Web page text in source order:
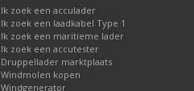
Ik zoek een acculader
Ik zoek een laadkabel Type 1
Ik zoek een maritieme lader
Ik zoek een accutester
Druppellader marktplaats
Windmolen kopen
Windgenerator